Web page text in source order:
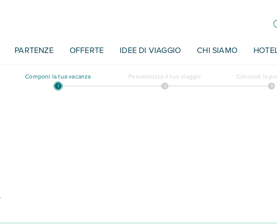
PARTENZE OFFERTE IDEE DI VIAGGIO CHI SIAMO
Componi la tua vacanza Personalizza il tuo viaggio Concludi la